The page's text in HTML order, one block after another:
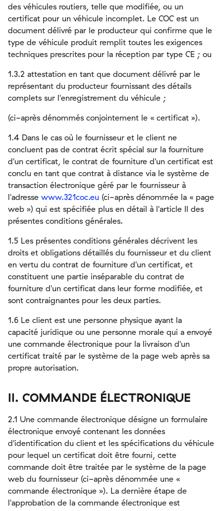
des véhicules routiers, telle que modifiée, ou un
certificat pour un véhicule incomplet. Le COC est un
document délivré par le producteur qui confirme que le
type de véhicule produit remplit toutes les exigences
techniques prescrites pour la réception par type CE ; ou
1.3.2 attestation en tant que document délivré par le
représentant du producteur fournissant des détails
complets sur l'enregistrement du véhicule ;
(ci-après dénommés conjointement le « certificat »).
1.4 Dans le cas où le fournisseur et le client ne
concluent pas de contrat écrit spécial sur la fourniture
d'un certificat, le contrat de fourniture d'un certificat est
conclu en tant que contrat à distance via le système de
transaction électronique géré par le fournisseur à
l'adresse www.321coc.eu (ci-après dénommée la « page
web ») qui est spécifiée plus en détail à l'article II des
présentes conditions générales.
1.5 Les présentes conditions générales décrivent les
droits et obligations détaillés du fournisseur et du client
en vertu du contrat de fourniture d'un certificat, et
constituent une partie inséparable du contrat de
fourniture d'un certificat dans leur forme modifiée, et
sont contraignantes pour les deux parties.
1.6 Le client est une personne physique ayant la
capacité juridique ou une personne morale qui a envoyé
une commande électronique pour la livraison d'un
certificat traité par le système de la page web après sa
propre autorisation.
II. COMMANDE ÉLECTRONIQUE
2.1 Une commande électronique désigne un formulaire
électronique envoyé contenant les données
d'identification du client et les spécifications du véhicule
pour lequel un certificat doit être fourni, cette
commande doit être traitée par le système de la page
web du fournisseur (ci-après dénommée une «
commande électronique »). La dernière étape de
l'approbation de la commande électronique est